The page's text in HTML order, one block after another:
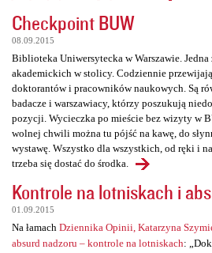
Checkpoint BUW
08.09.2015
Biblioteka Uniwersytecka w Warszawie.
akademickich w stolicy. Codziennie
doktorantów i pracowników naukowych. Są
badacze i warszawiacy, którzy poszukują
pozycji. Wycieczka po mieście bez wizyty w
wolnej chwili można tu pójść na kawę, do
wystawę. Wszystko dla wszystkich, od ręki i
trzeba się dostać do środka.
Kontrole na lotniskach i
01.09.2015
Na łamach Dziennika Opinii, Katarzyna
absurd nadzoru – kontrole na lotniskach: